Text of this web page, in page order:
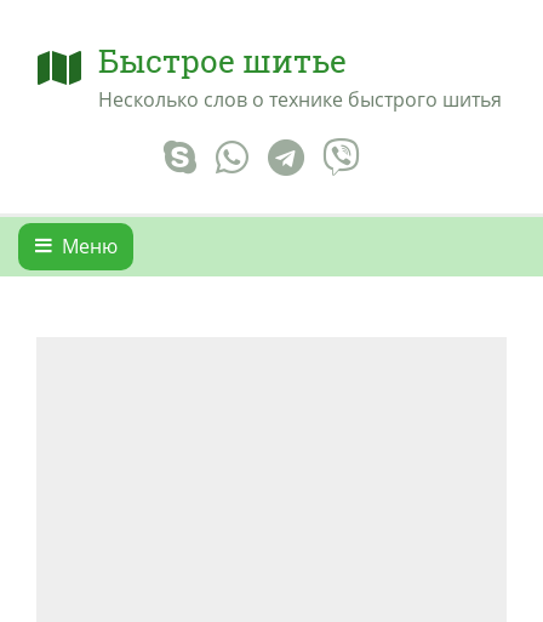
Быстрое шитье
Несколько слов о технике быстрого шитья
Меню